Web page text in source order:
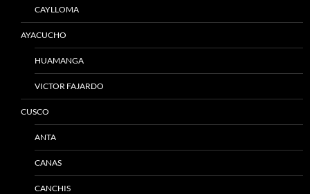
CAYLLOMA
AYACUCHO
HUAMANGA
VICTOR FAJARDO
CUSCO
ANTA
CANAS
CANCHIS